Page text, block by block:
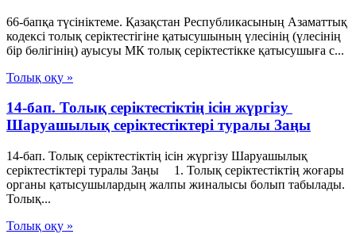
66-бапқа түсініктеме. Қазақстан Республикасының Азаматтық
кодексі толық серіктестігіне қатысушының үлесінің (үлесінің
бір бөлігінің) ауысуы МК толық серіктестікке қатысушыға с...
Толық оқу »
14-бап. Толық серiктестiктiң iсiн жүргiзу
Шаруашылық серіктестіктері туралы Заңы
14-бап. Толық серiктестiктiң iсiн жүргiзу Шаруашылық
серіктестіктері туралы Заңы 1. Толық серiктестiктiң жоғары
органы қатысушылардың жалпы жиналысы болып табылады.
Толық...
Толық оқу »